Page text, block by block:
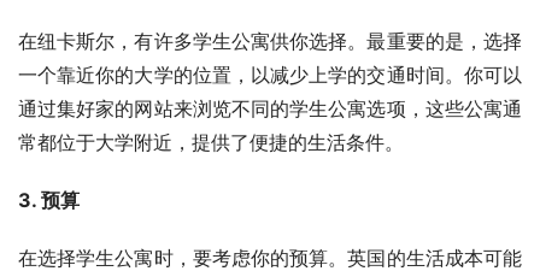
在纽卡斯尔，有许多学生公寓供你选择。最重要的是，选择
一个靠近你的大学的位置，以减少上学的交通时间。你可以
通过集好家的网站来浏览不同的学生公寓选项，这些公寓通
常都位于大学附近，提供了便捷的生活条件。
3. 预算
在选择学生公寓时，要考虑你的预算。英国的生活成本可能